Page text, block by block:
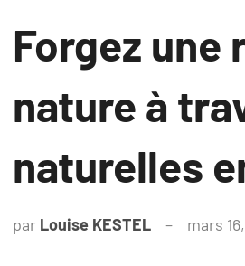
Forgez une
nature à
naturelles
par Louise KESTEL mars